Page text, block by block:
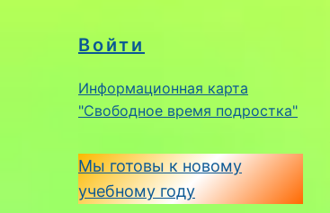
Войти
Информационная карта
"Свободное время подростка"
Мы готовы к новому
учебному году